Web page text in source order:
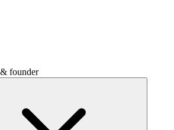
founder